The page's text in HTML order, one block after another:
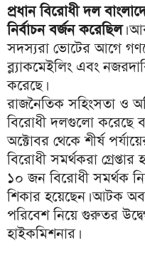
প্রধান বিরোধী দল
নির্বাচন বর্জন করেছিল।
সদস্যরা ভোটের আগে
ব্ল্যাকমেইলিং এবং
করেছে।
রাজনৈতিক সহিংসতা ও
বিরোধী দলগুলো করেছে
অক্টোবর থেকে শীর্ষ
বিরোধী সমর্থকরা
১০ জন বিরোধী সমর্থক
শিকার হয়েছেন। আটক
পরিবেশ নিয়ে গুরুতর
হাইকমিশনার।